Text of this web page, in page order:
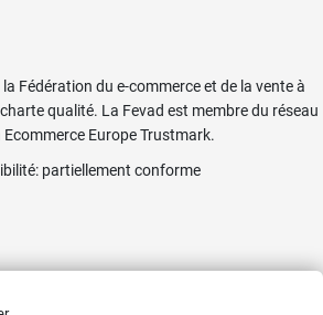
Fédération du e-commerce et de la vente à
qualité. La Fevad est membre du réseau
Ecommerce Europe Trustmark.
: partiellement conforme